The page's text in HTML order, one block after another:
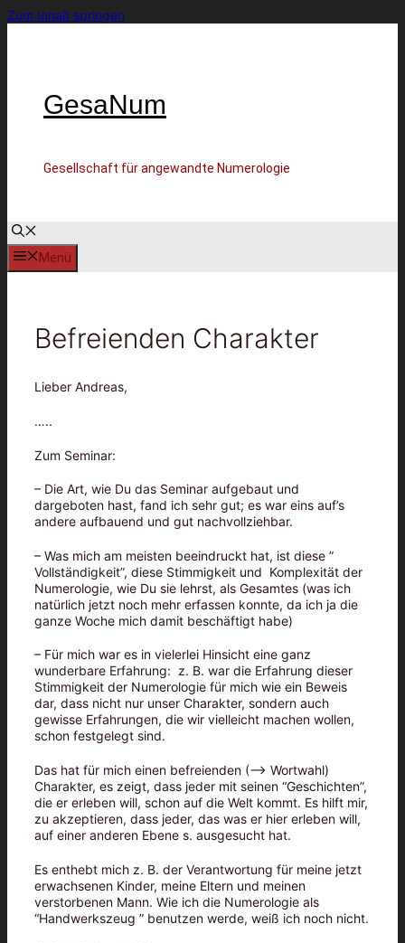
Zum Inhalt springen
GesaNum
Gesellschaft für angewandte Numerologie
Menü
Befreienden Charakter
Lieber Andreas,
…..
Zum Seminar:
– Die Art, wie Du das Seminar aufgebaut und
dargeboten hast, fand ich sehr gut; es war eins auf’s
andere aufbauend und gut nachvollziehbar.
– Was mich am meisten beeindruckt hat, ist diese ”
Vollständigkeit”, diese Stimmigkeit und Komplexität der
Numerologie, wie Du sie lehrst, als Gesamtes (was ich
natürlich jetzt noch mehr erfassen konnte, da ich ja die
ganze Woche mich damit beschäftigt habe)
– Für mich war es in vielerlei Hinsicht eine ganz
wunderbare Erfahrung: z. B. war die Erfahrung dieser
Stimmigkeit der Numerologie für mich wie ein Beweis
dar, dass nicht nur unser Charakter, sondern auch
gewisse Erfahrungen, die wir vielleicht machen wollen,
schon festgelegt sind.
Das hat für mich einen befreienden (–> Wortwahl)
Charakter, es zeigt, dass jeder mit seinen “Geschichten”,
die er erleben will, schon auf die Welt kommt. Es hilft mir,
zu akzeptieren, dass jeder, das was er hier erleben will,
auf einer anderen Ebene s. ausgesucht hat.
Es enthebt mich z. B. der Verantwortung für meine jetzt
erwachsenen Kinder, meine Eltern und meinen
verstorbenen Mann. Wie ich die Numerologie als
“Handwerkszeug ” benutzen werde, weiß ich noch nicht.